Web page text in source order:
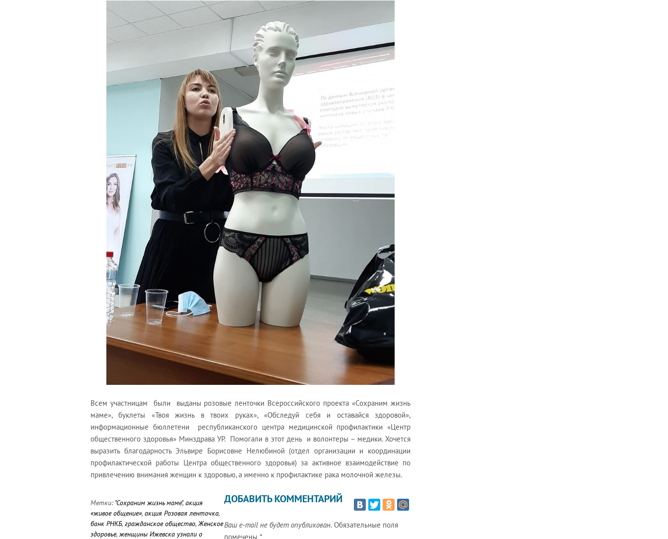
Всем участницам были выданы розовые ленточки Всероссийского проекта «Сохраним жизнь
маме», буклеты «Твоя жизнь в твоих руках», «Обследуй себя и оставайся здоровой»,
информационные бюллетени республиканского центра медицинской профилактики «Центр
общественного здоровья» Минздрава УР. Помогали в этот день и волонтеры – медики. Хочется
выразить благодарность Эльвире Борисовне Нелюбиной (отдел организации и координации
профилактической работы Центра общественного здоровья) за активное взаимодействие по
привлечению внимания женщин к здоровью, а именно к профилактике рака молочной железы.
Метки: "Сохраним жизнь маме",акция
«живое общение», акция Розовая ленточка,
банк РНКБ, гражданское общество,Женское
здоровье, женщины Ижевска узнали о
ДОБАВИТЬ КОММЕНТАРИЙ
Ваш e-mail не будет опубликован. Обязательные поля
помечены *